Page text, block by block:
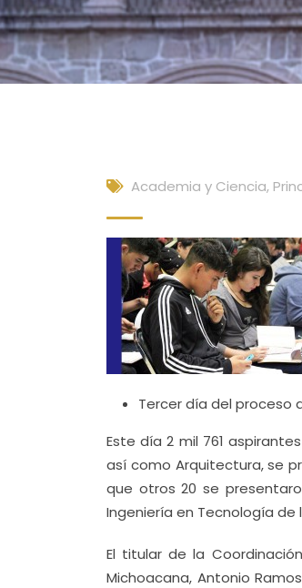
Academia y Ciencia,
Tercer día del proceso
Este día 2 mil 761
así como Arquitectura, se
que otros 20 se
Ingeniería en Tecnología de
El titular de la
Michoacana, Antonio